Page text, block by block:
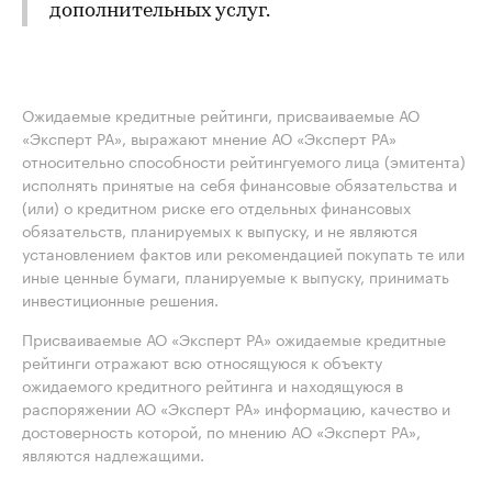
дополнительных услуг.
Ожидаемые кредитные рейтинги, присваиваемые АО
«Эксперт РА», выражают мнение АО «Эксперт РА»
относительно способности рейтингуемого лица (эмитента)
исполнять принятые на себя финансовые обязательства и
(или) о кредитном риске его отдельных финансовых
обязательств, планируемых к выпуску, и не являются
установлением фактов или рекомендацией покупать те или
иные ценные бумаги, планируемые к выпуску, принимать
инвестиционные решения.
Присваиваемые АО «Эксперт РА» ожидаемые кредитные
рейтинги отражают всю относящуюся к объекту
ожидаемого кредитного рейтинга и находящуюся в
распоряжении АО «Эксперт РА» информацию, качество и
достоверность которой, по мнению АО «Эксперт РА»,
являются надлежащими.